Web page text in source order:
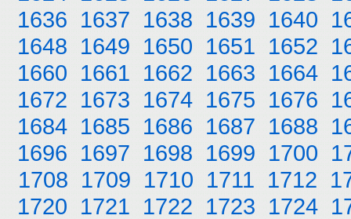
1636 1637 1638 1639 1640
1648 1649 1650 1651 1652
1660 1661 1662 1663 1664
1672 1673 1674 1675 1676
1684 1685 1686 1687 1688
1696 1697 1698 1699 1700
1708 1709 1710 1711 1712
1720 1721 1722 1723 1724